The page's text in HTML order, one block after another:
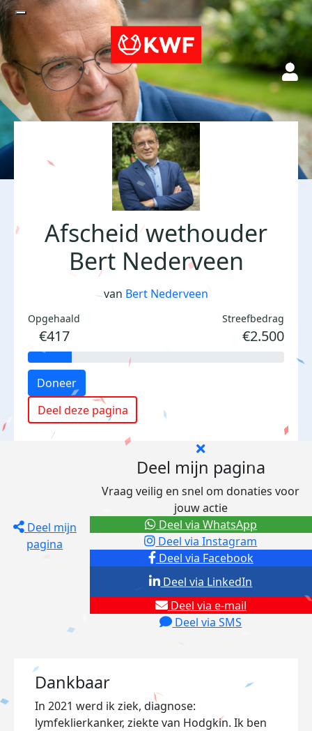
Afscheid wethouder
Bert Nederveen
van Bert Nederveen
Opgehaald
€417
Streefbedrag
€2.500
Doneer
Deel deze pagina
Deel mijn
pagina
Deel mijn pagina
Vraag veilig en snel om donaties voor
jouw actie
Deel via Facebook
Deel via Instagram
Deel via e-mail
Deel via SMS
Deel via LinkedIn
Deel via WhatsApp
Dankbaar
In 2021 werd ik ziek, diagnose:
lymfeklierkanker, ziekte van Hodgkin. Ik ben